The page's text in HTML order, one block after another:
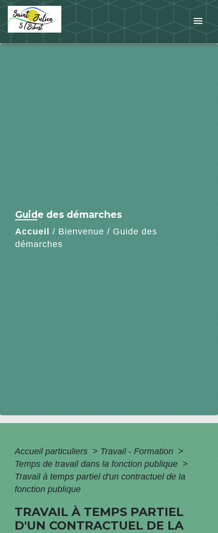
menu
Guide des démarches
Accueil / Bienvenue / Guide des
démarches
Accueil particuliers > Travail - Formation >
Temps de travail dans la fonction publique >
Travail à temps partiel d'un contractuel de la
fonction publique
TRAVAIL À TEMPS PARTIEL
D'UN CONTRACTUEL DE LA